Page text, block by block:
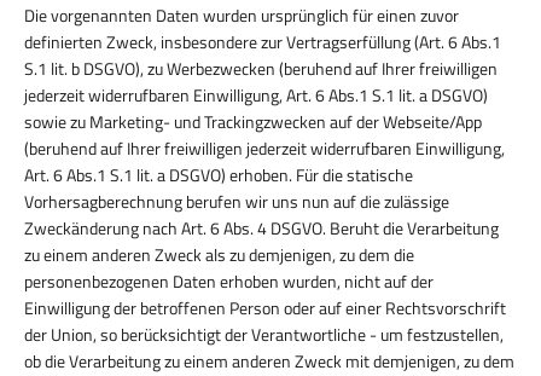
Die vorgenannten Daten wurden ursprünglich für einen zuvor
definierten Zweck, insbesondere zur Vertragserfüllung (Art. 6 Abs.1
S.1 lit. b DSGVO), zu Werbezwecken (beruhend auf Ihrer freiwilligen
jederzeit widerrufbaren Einwilligung, Art. 6 Abs.1 S.1 lit. a DSGVO)
sowie zu Marketing- und Trackingzwecken auf der Webseite/App
(beruhend auf Ihrer freiwilligen jederzeit widerrufbaren Einwilligung,
Art. 6 Abs.1 S.1 lit. a DSGVO) erhoben. Für die statische
Vorhersagberechnung berufen wir uns nun auf die zulässige
Zweckänderung nach Art. 6 Abs. 4 DSGVO. Beruht die Verarbeitung
zu einem anderen Zweck als zu demjenigen, zu dem die
personenbezogenen Daten erhoben wurden, nicht auf der
Einwilligung der betroffenen Person oder auf einer Rechtsvorschrift
der Union, so berücksichtigt der Verantwortliche - um festzustellen,
ob die Verarbeitung zu einem anderen Zweck mit demjenigen, zu dem